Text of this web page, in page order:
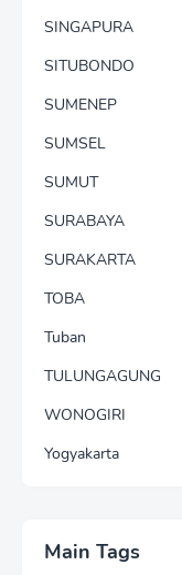
SINGAPURA
SITUBONDO
SUMENEP
SUMSEL
SUMUT
SURABAYA
SURAKARTA
TOBA
Tuban
TULUNGAGUNG
WONOGIRI
Yogyakarta
Main Tags